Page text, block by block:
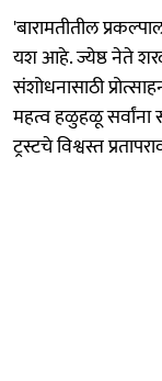
'बारामतीतील
यश आहे. ज्येष्ठ नेते शरद
संशोधनासाठी
महत्व हळुहळू
ट्रस्टचे विश्वस्त